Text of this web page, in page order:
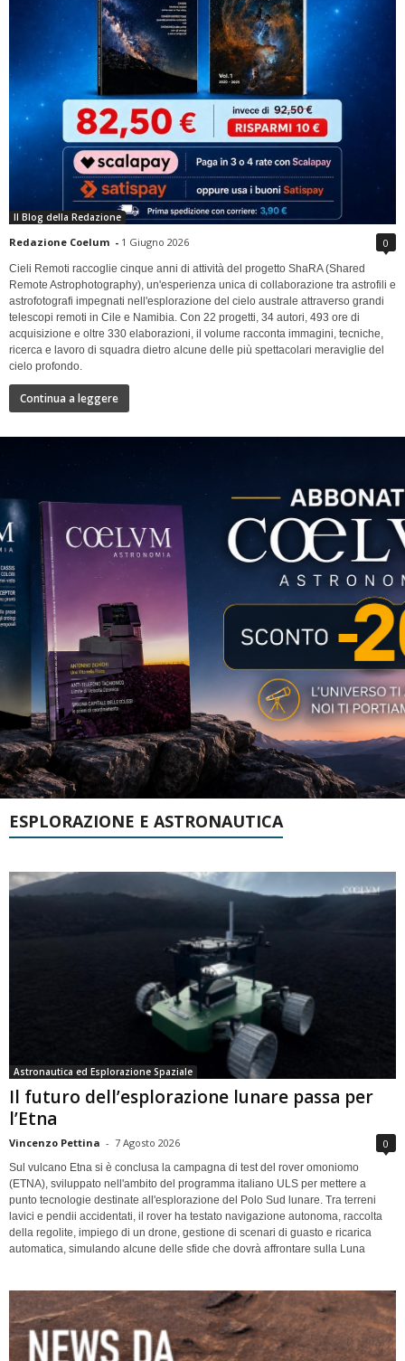
Il Blog della Redazione
Redazione Coelum - 1 Giugno 2026 0
Cieli Remoti raccoglie cinque anni di attività del progetto ShaRA (Shared
Remote Astrophotography), un'esperienza unica di collaborazione tra astrofili e
astrofotografi impegnati nell'esplorazione del cielo australe attraverso grandi
telescopi remoti in Cile e Namibia. Con 22 progetti, 34 autori, 493 ore di
acquisizione e oltre 330 elaborazioni, il volume racconta immagini, tecniche,
ricerca e lavoro di squadra dietro alcune delle più spettacolari meraviglie del
cielo profondo.
Continua a leggere
ESPLORAZIONE E ASTRONAUTICA
Astronautica ed Esplorazione Spaziale
Il futuro dell’esplorazione lunare passa per
l’Etna
Vincenzo Pettina - 7 Agosto 2026 0
Sul vulcano Etna si è conclusa la campagna di test del rover omoniomo
(ETNA), sviluppato nell'ambito del programma italiano ULS per mettere a
punto tecnologie destinate all'esplorazione del Polo Sud lunare. Tra terreni
lavici e pendii accidentati, il rover ha testato navigazione autonoma, raccolta
della regolite, impiego di un drone, gestione di scenari di guasto e ricarica
automatica, simulando alcune delle sfide che dovrà affrontare sulla Luna